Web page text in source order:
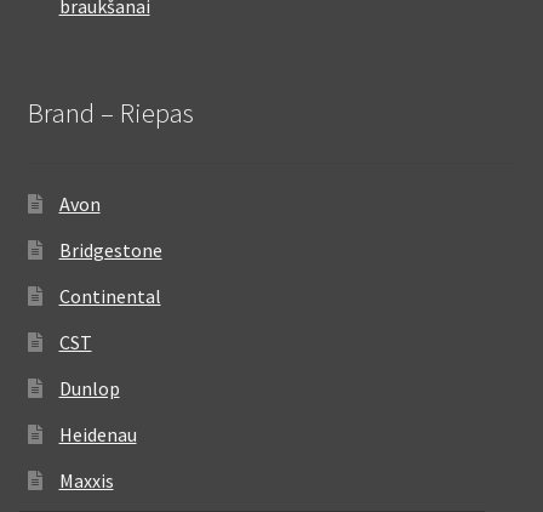
braukšanai
Brand – Riepas
Avon
Bridgestone
Continental
CST
Dunlop
Heidenau
Maxxis